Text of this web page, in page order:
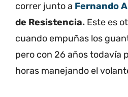
correr junto a Fernando
de Resistencia. Este es
cuando empuñas los
pero con 26 años todavía
horas manejando el